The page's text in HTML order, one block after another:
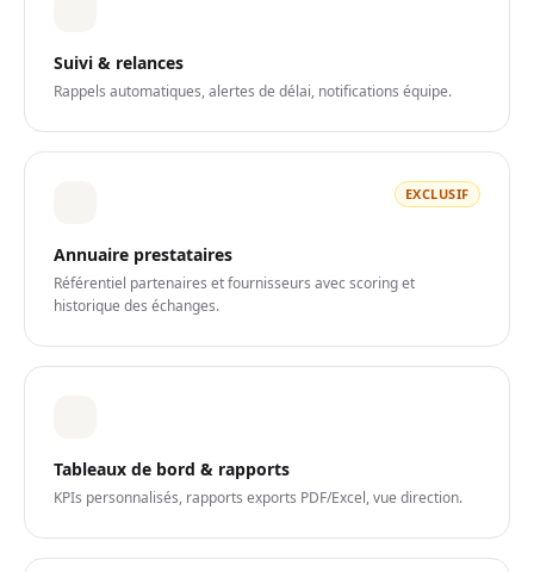
Suivi & relances
Rappels automatiques, alertes de délai, notifications équipe.
EXCLUSIF
Annuaire prestataires
Référentiel partenaires et fournisseurs avec scoring et
historique des échanges.
Tableaux de bord & rapports
KPIs personnalisés, rapports exports PDF/Excel, vue direction.